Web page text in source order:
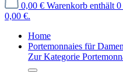
0,00 € Warenkorb enthält
0,00 €.
Home
Portemonnaies für Damen
Zur Kategorie